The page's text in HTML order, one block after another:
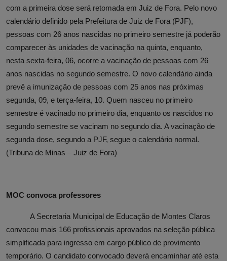
com a primeira dose será retomada em Juiz de Fora. Pelo novo
calendário definido pela Prefeitura de Juiz de Fora (PJF),
pessoas com 26 anos nascidas no primeiro semestre já poderão
comparecer às unidades de vacinação na quinta, enquanto,
nesta sexta-feira, 06, ocorre a vacinação de pessoas com 26
anos nascidas no segundo semestre. O novo calendário ainda
prevê a imunização de pessoas com 25 anos nas próximas
segunda, 09, e terça-feira, 10. Quem nasceu no primeiro
semestre é vacinado no primeiro dia, enquanto os nascidos no
segundo semestre se vacinam no segundo dia. A vacinação de
segunda dose, segundo a PJF, segue o calendário normal.
(Tribuna de Minas – Juiz de Fora)
MOC convoca professores
A Secretaria Municipal de Educação de Montes Claros
convocou mais 166 profissionais aprovados na seleção pública
simplificada para ingresso em cargo público de provimento
temporário. O candidato convocado deverá encaminhar até esta